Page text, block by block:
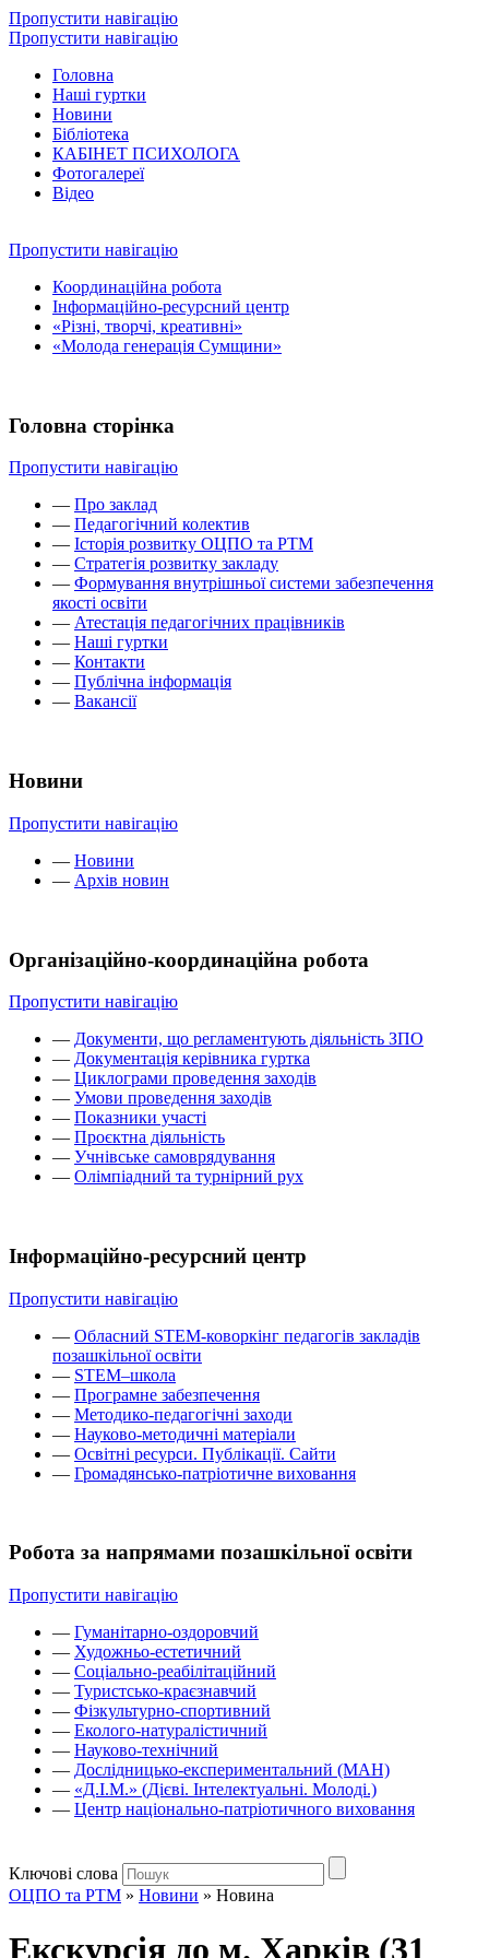
Пропустити навігацію
Пропустити навігацію
Головна
Наші гуртки
Новини
Бібліотека
КАБІНЕТ ПСИХОЛОГА
Фотогалереї
Відео
Пропустити навігацію
Координаційна робота
Інформаційно-ресурсний центр
«Різні, творчі, креативні»
«Молода генерація Сумщини»
Головна сторінка
Пропустити навігацію
— Про заклад
— Педагогічний колектив
— Історія розвитку ОЦПО та РТМ
— Стратегія розвитку закладу
— Формування внутрішньої системи забезпечення
якості освіти
— Атестація педагогічних працівників
— Наші гуртки
— Контакти
— Публічна інформація
— Вакансії
Новини
Пропустити навігацію
— Новини
— Архів новин
Організаційно-координаційна робота
Пропустити навігацію
— Документи, що регламентують діяльність ЗПО
— Документація керівника гуртка
— Циклограми проведення заходів
— Умови проведення заходів
— Показники участі
— Проєктна діяльність
— Учнівське самоврядування
— Олімпіадний та турнірний рух
Інформаційно-ресурсний центр
Пропустити навігацію
— Обласний STEM-коворкінг педагогів закладів
позашкільної освіти
— STEM–школа
— Програмне забезпечення
— Методико-педагогічні заходи
— Науково-методичні матеріали
— Освітні ресурси. Публікації. Сайти
— Громадянсько-патріотичне виховання
Робота за напрямами позашкільної освіти
Пропустити навігацію
— Гуманітарно-оздоровчий
— Художньо-естетичний
— Соціально-реабілітаційний
— Туристсько-краєзнавчий
— Фізкультурно-спортивний
— Еколого-натуралістичний
— Науково-технічний
— Дослідницько-експериментальний (МАН)
— «Д.І.М.» (Дієві. Інтелектуальні. Молоді.)
— Центр національно-патріотичного виховання
Ключові слова
ОЦПО та РТМ » Новини » Новина
Екскурсія до м. Харків (31